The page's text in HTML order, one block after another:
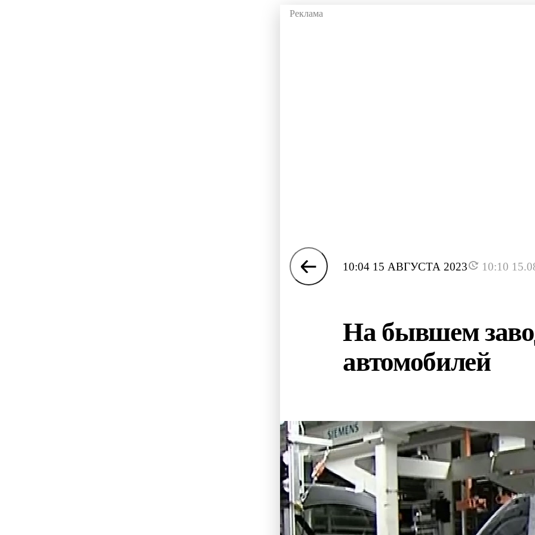
10:04 15 АВГУСТА 2023 10:10
На бывшем
автомобилей